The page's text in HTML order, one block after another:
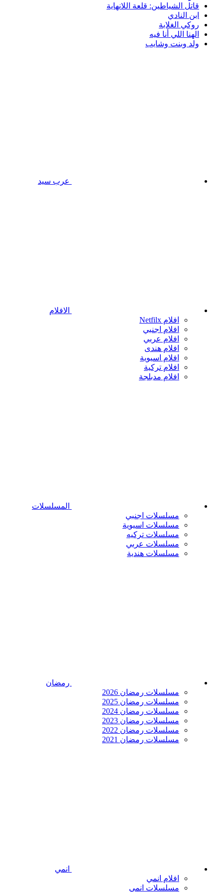
قاتل الشياطين: قلعة اللانهاية
ابن النادي
روكي الغلابة
الهنا اللي أنا فيه
ولد وبنت وشايب
عرب سيد
الافلام
افلام Netfilx
افلام اجنبي
افلام عربي
افلام هندى
افلام اسيوية
افلام تركية
افلام مدبلجة
المسلسلات
مسلسلات اجنبي
مسلسلات اسيوية
مسلسلات تركيه
مسلسلات عربي
مسلسلات هندية
رمضان
مسلسلات رمضان 2026
مسلسلات رمضان 2025
مسلسلات رمضان 2024
مسلسلات رمضان 2023
مسلسلات رمضان 2022
مسلسلات رمضان 2021
انمي
افلام انمي
مسلسلات انمي